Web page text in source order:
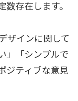
数存在します。
ザインに関して
」「シンプルで
ジティブな意見